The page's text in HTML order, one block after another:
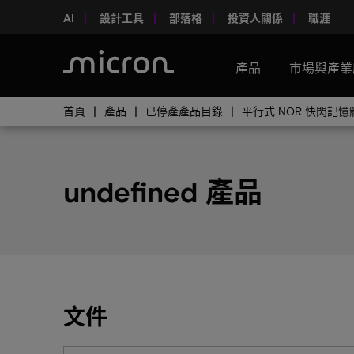
AI 設計工具 部落格 投資人關係 職涯
產品 市場與產
首頁 產品 已停產產品目錄 平行式 NOR 快閃記憶
undefined 產品
文件